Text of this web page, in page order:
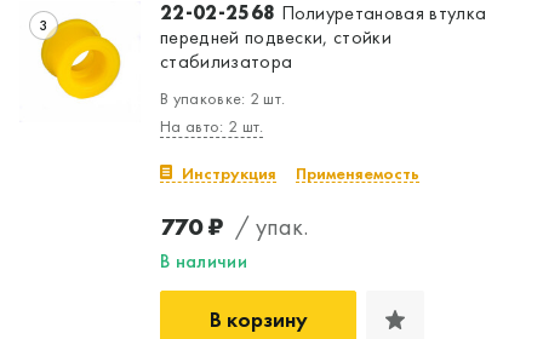
3 22-02-2568 Полиуретановая втулка
передней подвески, стойки
стабилизатора
В упаковке: 2 шт.
На авто: 2 шт.
Инструкция Применяемость
770 ₽ / упак.
В наличии
В корзину